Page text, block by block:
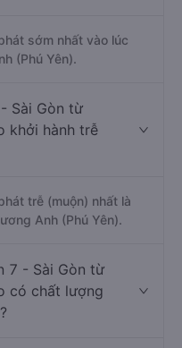
sớm nhất vào lúc
(Phú Yên).
Sài Gòn từ
khởi hành trễ
trễ (muộn) nhất là
Anh (Phú Yên).
7 - Sài Gòn từ
có chất lượng